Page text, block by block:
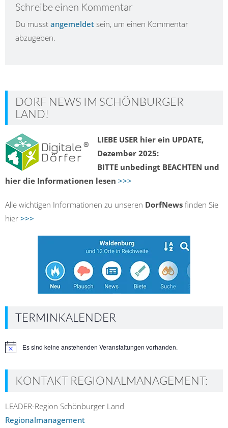
Schreibe einen Kommentar
Du musst angemeldet sein, um einen Kommentar
abzugeben.
DORF NEWS IM SCHÖNBURGER
LAND!
LIEBE USER hier ein UPDATE,
Dezember 2025:
BITTE unbedingt BEACHTEN und
hier die Informationen lesen >>>
Alle wichtigen Informationen zu unseren DorfNews finden Sie
hier >>>
TERMINKALENDER
HinweisEs sind keine anstehenden Veranstaltungen vorhanden.
KONTAKT REGIONALMANAGEMENT:
LEADER-Region Schönburger Land
Regionalmanagement